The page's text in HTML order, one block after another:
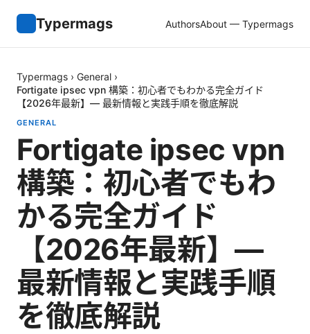
Typermags AuthorsAbout — Typermags
Typermags › General ›
Fortigate ipsec vpn 構築：初心者でもわかる完全ガイド
【2026年最新】— 最新情報と実践手順を徹底解説
GENERAL
Fortigate ipsec vpn
構築：初心者でもわ
かる完全ガイド
【2026年最新】—
最新情報と実践手順
を徹底解説